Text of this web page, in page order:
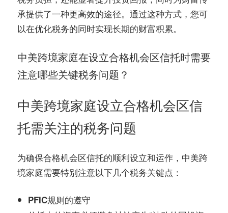
承提供了一种更高效的途径。通过这种方式，您可
以在优化税务的同时实现长期的财富积累。
中美跨境家庭在设立合格机会区信托时需要
注意哪些关键税务问题？
中美跨境家庭设立合格机会区信
托需关注的税务问题
为确保合格机会区信托的顺利设立和运作，中美跨
境家庭需要特别注意以下几个税务关键点：
PFIC规则的遵守